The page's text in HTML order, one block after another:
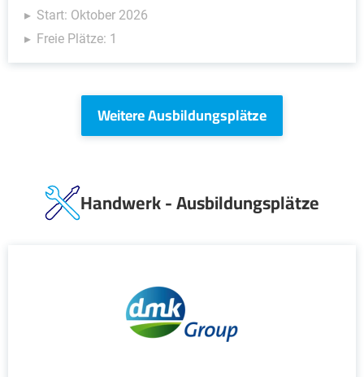
Start: Oktober 2026
Freie Plätze: 1
Weitere Ausbildungsplätze
Handwerk - Ausbildungsplätze